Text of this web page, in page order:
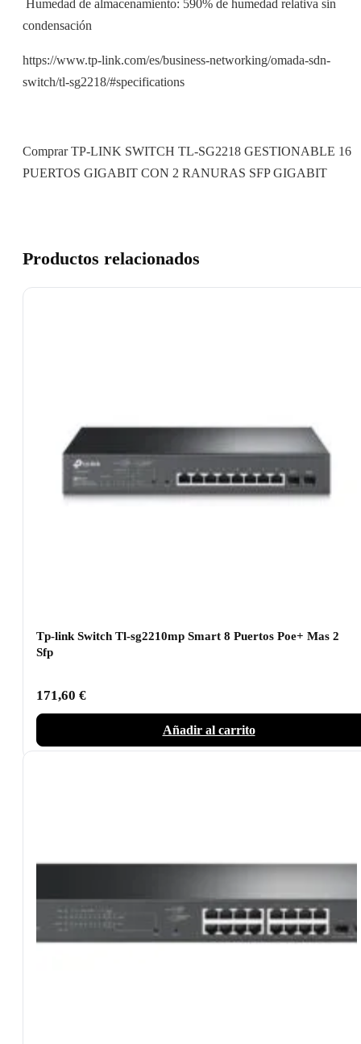
 Humedad de almacenamiento: 590% de humedad relativa sin
condensación
https://www.tp-link.com/es/business-networking/omada-sdn-
switch/tl-sg2218/#specifications
Comprar TP-LINK SWITCH TL-SG2218 GESTIONABLE 16
PUERTOS GIGABIT CON 2 RANURAS SFP GIGABIT
Productos relacionados
Tp-link Switch Tl-sg2210mp Smart 8 Puertos Poe+ Mas 2
Sfp
171,60 €
Añadir al carrito